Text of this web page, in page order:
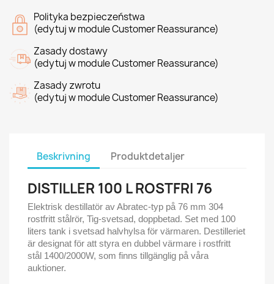
Polityka bezpieczeństwa
(edytuj w module Customer Reassurance)
Zasady dostawy
(edytuj w module Customer Reassurance)
Zasady zwrotu
(edytuj w module Customer Reassurance)
Beskrivning Produktdetaljer
DISTILLER 100 L ROSTFRI 76
Elektrisk destillatör av Abratec-typ på 76 mm 304
rostfritt stålrör, Tig-svetsad, doppbetad. Set med 100
liters tank i svetsad halvhylsa för värmaren. Destilleriet
är designat för att styra en dubbel värmare i rostfritt
stål 1400/2000W, som finns tillgänglig på våra
auktioner.